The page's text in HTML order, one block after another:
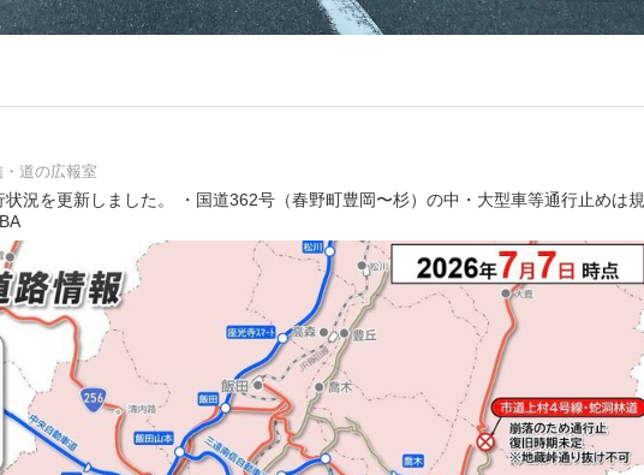
道の広報室
状況を更新しました。 ・国道362号（春野町豊岡〜杉）の中・大型車等通行止めは規